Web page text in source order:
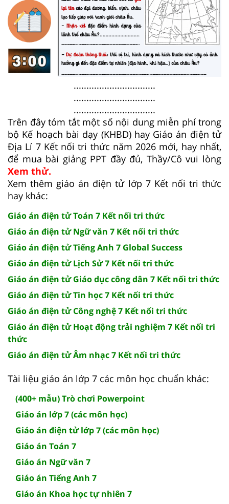
................................
................................
................................
Trên đây tóm tắt một số nội dung miễn phí trong
bộ Kế hoạch bài dạy (KHBD) hay Giáo án điện tử
Địa Lí 7 Kết nối tri thức năm 2026 mới, hay nhất,
để mua bài giảng PPT đầy đủ, Thầy/Cô vui lòng
Xem thử.
Xem thêm giáo án điện tử lớp 7 Kết nối tri thức
hay khác:
Giáo án điện tử Toán 7 Kết nối tri thức
Giáo án điện tử Ngữ văn 7 Kết nối tri thức
Giáo án điện tử Tiếng Anh 7 Global Success
Giáo án điện tử Lịch Sử 7 Kết nối tri thức
Giáo án điện tử Giáo dục công dân 7 Kết nối tri thức
Giáo án điện tử Tin học 7 Kết nối tri thức
Giáo án điện tử Công nghệ 7 Kết nối tri thức
Giáo án điện tử Hoạt động trải nghiệm 7 Kết nối tri
thức
Giáo án điện tử Âm nhạc 7 Kết nối tri thức
Tài liệu giáo án lớp 7 các môn học chuẩn khác:
(400+ mẫu) Trò chơi Powerpoint
Giáo án lớp 7 (các môn học)
Giáo án điện tử lớp 7 (các môn học)
Giáo án Toán 7
Giáo án Ngữ văn 7
Giáo án Tiếng Anh 7
Giáo án Khoa học tự nhiên 7